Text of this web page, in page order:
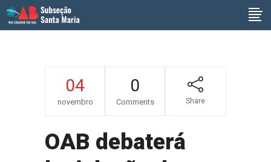
04
novembro
0
Comments Share
OAB debaterá